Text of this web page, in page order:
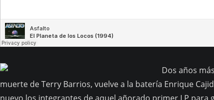
Dos años
muerte de Terry Barrios, vuelve a la batería Enrique
nuevo los integrantes de aquel añorado primer LP para